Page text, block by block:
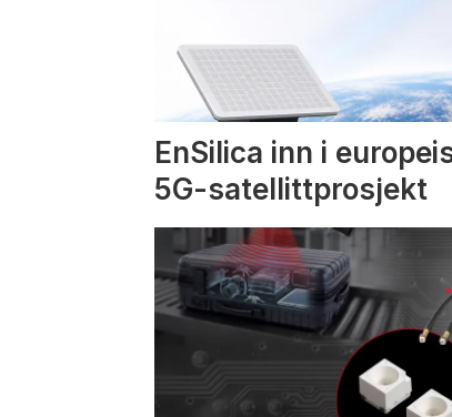
EnSilica inn i
5G-satellittprosjekt